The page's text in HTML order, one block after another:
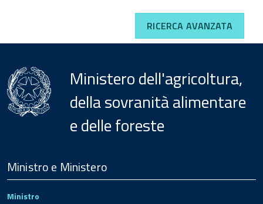
RICERCA AVANZATA
Ministero dell'agricoltura,
della sovranità alimentare
e delle foreste
Footer
Ministro e Ministero
Ministro